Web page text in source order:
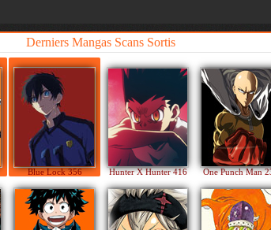
Derniers Mangas Scans Sortis
Blue Lock 356 Hunter X Hunter 416 One Punch Man